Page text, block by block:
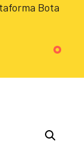
Bota